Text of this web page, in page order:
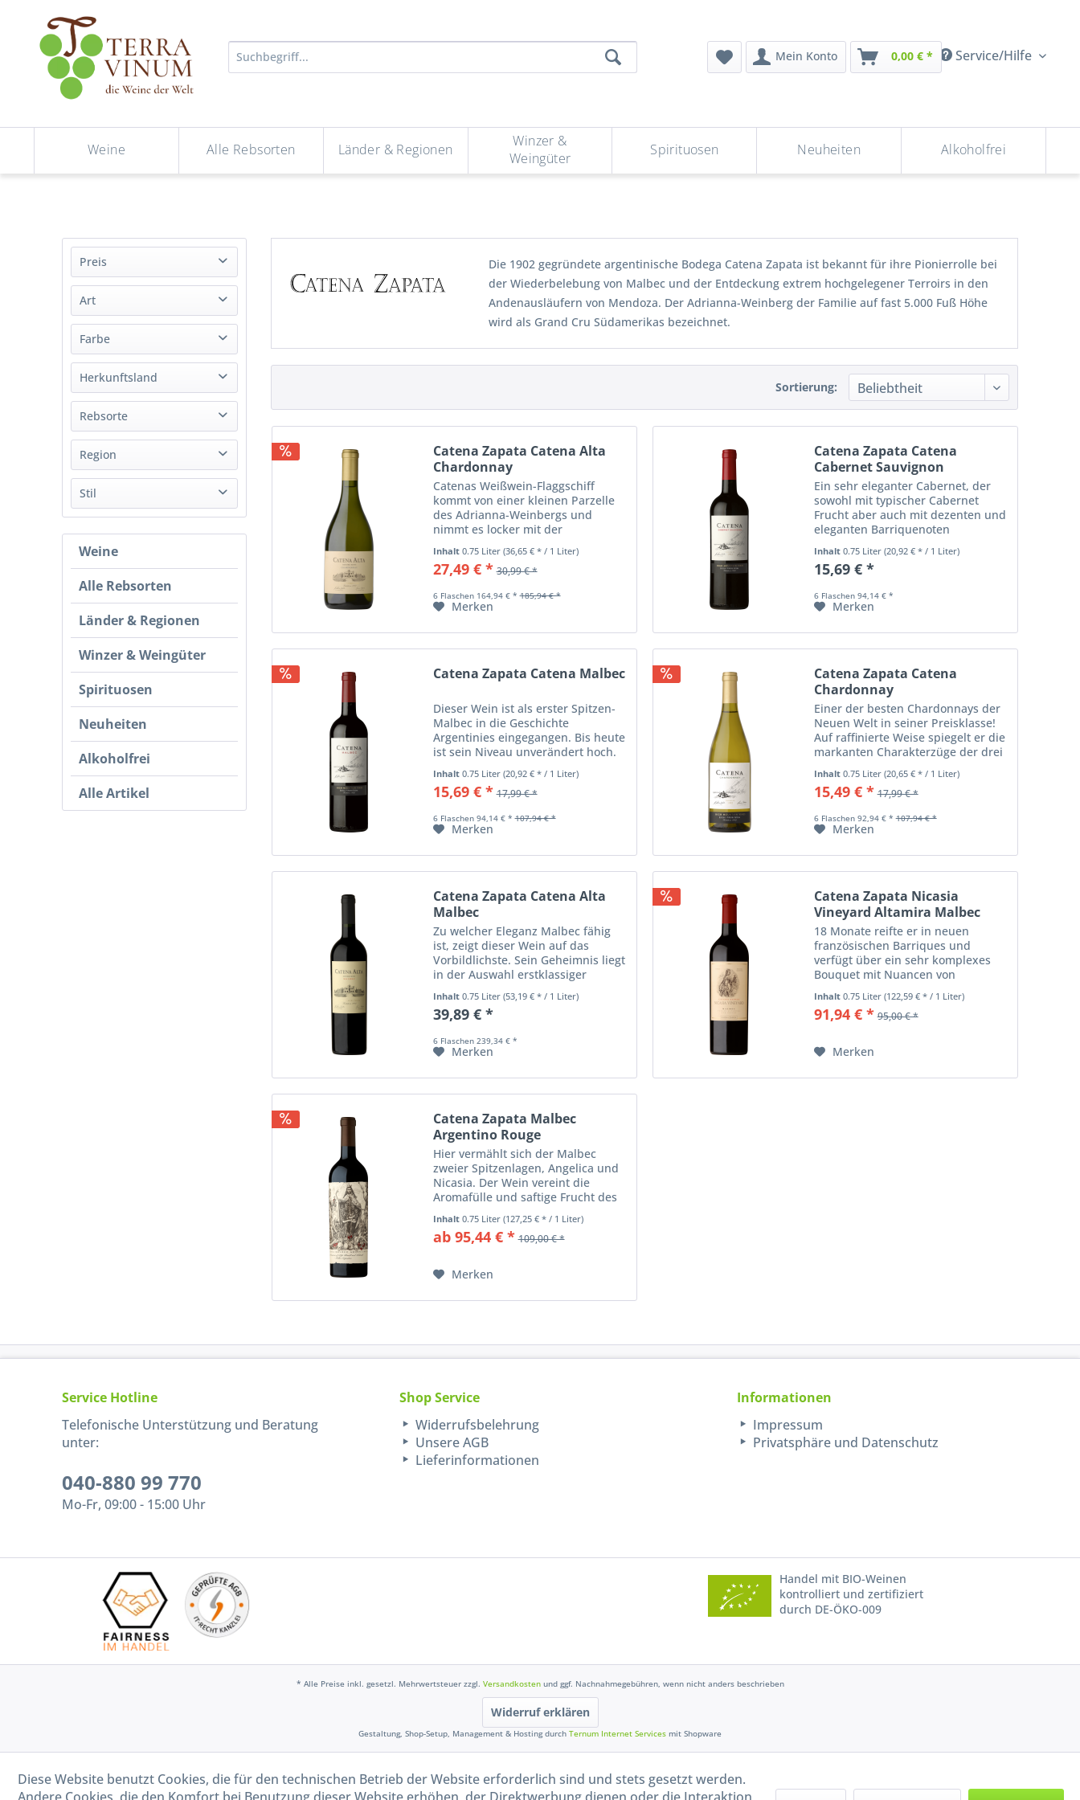
Service/Hilfe
Mein Konto 0,00 € *
Weine Alle Rebsorten Länder & Regionen
Winzer &
Weingüter
Spirituosen Neuheiten Alkoholfrei
Preis
von14,89 €bis95,44 €
Art
Wein
Farbe
Weiß
Rot
Herkunftsland
Argentinien
Rebsorte
Cabernet Franc
Cabernet Sauvignon
Malbec
Petit Verdot
Sauvignon Blanc
Region
Stil
Trocken
Weine
Alle Rebsorten
Länder & Regionen
Winzer & Weingüter
Spirituosen
Neuheiten
Alkoholfrei
Alle Artikel
Die 1902 gegründete argentinische Bodega Catena Zapata ist bekannt für ihre Pionierrolle bei
der Wiederbelebung von Malbec und der Entdeckung extrem hochgelegener Terroirs in den
Andenausläufern von Mendoza. Der Adrianna-Weinberg der Familie auf fast 5.000 Fuß Höhe
wird als Grand Cru Südamerikas bezeichnet.
Sortierung:
Catena Zapata Catena Alta
Chardonnay
Catenas Weißwein-Flaggschiff
kommt von einer kleinen Parzelle
des Adrianna-Weinbergs und
nimmt es locker mit der
Chardonnay-Elite der neuen Welt
auf. Der Wein wurde in
französischen Barriques vergoren
Inhalt 0.75 Liter (36,65 € * / 1 Liter)
27,49 € * 30,99 € *
6 Flaschen 164,94 € * 185,94 € *
Merken
Catena Zapata Catena
Cabernet Sauvignon
Ein sehr eleganter Cabernet, der
sowohl mit typischer Cabernet
Frucht aber auch mit dezenten und
eleganten Barriquenoten
schmeichelt. In der Nasez
präsentiert er sich mit Aromen von
Cassis, Kirschen, Vanille, Zeder,
Inhalt 0.75 Liter (20,92 € * / 1 Liter)
15,69 € *
6 Flaschen 94,14 € *
Merken
Catena Zapata Catena Malbec
Dieser Wein ist als erster Spitzen-
Malbec in die Geschichte
Argentinies eingegangen. Bis heute
ist sein Niveau unverändert hoch.
Der Wein briliert mit Kirsch- und
Brombeernoten und Nuancen von
Kaffee, Tabak und schwarzem
Inhalt 0.75 Liter (20,92 € * / 1 Liter)
15,69 € * 17,99 € *
6 Flaschen 94,14 € * 107,94 € *
Merken
Catena Zapata Catena
Chardonnay
Einer der besten Chardonnays der
Neuen Welt in seiner Preisklasse!
Auf raffinierte Weise spiegelt er die
markanten Charakterzüge der drei
Weinberge La Pirámide (940 Meter),
Domingo (1.130 Meter) und
Adrianna (1.500 Meter) wieder.
Inhalt 0.75 Liter (20,65 € * / 1 Liter)
15,49 € * 17,99 € *
6 Flaschen 92,94 € * 107,94 € *
Merken
Catena Zapata Catena Alta
Malbec
Zu welcher Eleganz Malbec fähig
ist, zeigt dieser Wein auf das
Vorbildlichste. Sein Geheimnis liegt
in der Auswahl erstklassiger
Parzellen einer ganzen Reihe von
Weinbergen. Die frische Frucht, das
sehr feine Tannin und die...
Inhalt 0.75 Liter (53,19 € * / 1 Liter)
39,89 € *
6 Flaschen 239,34 € *
Merken
Catena Zapata Nicasia
Vineyard Altamira Malbec
18 Monate reifte er in neuen
französischen Barriques und
verfügt über ein sehr komplexes
Bouquet mit Nuancen von
Kräutern, Schwarzkirsche,
Zwetschge, Tabak und Mineralien.
Einzellage Nicasia, Produktion max.
Inhalt 0.75 Liter (122,59 € * / 1 Liter)
91,94 € * 95,00 € *
Merken
Catena Zapata Malbec
Argentino Rouge
Hier vermählt sich der Malbec
zweier Spitzenlagen, Angelica und
Nicasia. Der Wein vereint die
Aromafülle und saftige Frucht des
Angelica-Weinberges mit der
mineralischen Eleganz und
Komplexität der Nicasia-Parzellen.
Inhalt 0.75 Liter (127,25 € * / 1 Liter)
ab 95,44 € * 109,00 € *
Merken
Service Hotline
Telefonische Unterstützung und Beratung
unter:
040-880 99 770
Mo-Fr, 09:00 - 15:00 Uhr
Shop Service
Widerrufsbelehrung
Unsere AGB
Lieferinformationen
Informationen
Impressum
Privatsphäre und Datenschutz
Handel mit BIO-Weinen
kontrolliert und zertifiziert
durch DE-ÖKO-009
* Alle Preise inkl. gesetzl. Mehrwertsteuer zzgl. Versandkostenund ggf. Nachnahmegebühren, wenn nicht anders beschrieben
Widerruf erklären
Gestaltung, Shop-Setup, Management & Hosting durch Ternum Internet Services mit Shopware
Diese Website benutzt Cookies, die für den technischen Betrieb der Website erforderlich sind und stets gesetzt werden.